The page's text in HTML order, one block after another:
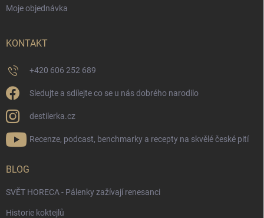
Moje objednávka
KONTAKT
+420 606 252 689
Sledujte a sdílejte co se u nás dobrého narodilo
destilerka.cz
Recenze, podcast, benchmarky a recepty na skvělé české pití
BLOG
SVĚT HORECA - Pálenky zažívají renesanci
Historie koktejlů